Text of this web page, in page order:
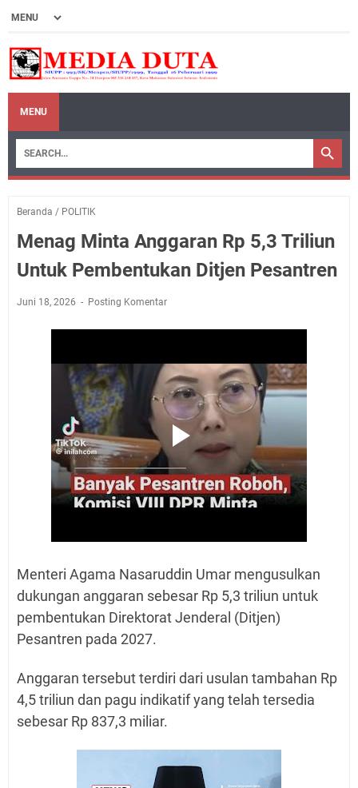
MENU
Beranda / POLITIK
Menag Minta Anggaran Rp 5,3 Triliun
Untuk Pembentukan Ditjen Pesantren
Juni 18, 2026 Posting Komentar
Menteri Agama Nasaruddin Umar mengusulkan
dukungan anggaran sebesar Rp 5,3 triliun untuk
pembentukan Direktorat Jenderal (Ditjen)
Pesantren pada 2027.
Anggaran tersebut terdiri dari usulan tambahan Rp
4,5 triliun dan pagu indikatif yang telah tersedia
sebesar Rp 837,3 miliar.